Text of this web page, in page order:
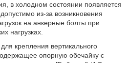
в холодном состоянии появляется
из-за возникновения
на анкерные болты при
нагрузках.
крепления вертикального
опорную обечайку с